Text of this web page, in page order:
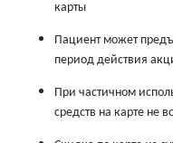
карты
Пациент может
период действия
При частичном
средств на карте не